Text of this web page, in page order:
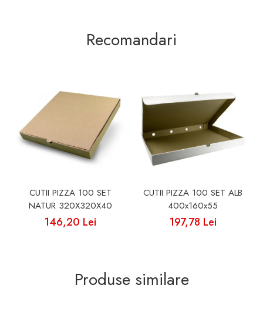
Recomandari
CUTII PIZZA 100 SET
NATUR 320X320X40
146,20 Lei
CUTII PIZZA 100 SET ALB
400x160x55
197,78 Lei
Produse similare